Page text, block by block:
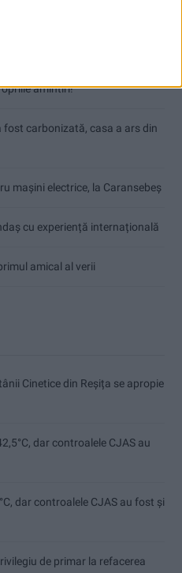
amintiri!
fost carbonizată, casa a ars din
mașini electrice, la Caransebeș
cu experiență internațională
amical al verii
Cinetice din Reșița se apropie
dar controalele CJAS au
dar controalele CJAS au fost și
de primar la refacerea